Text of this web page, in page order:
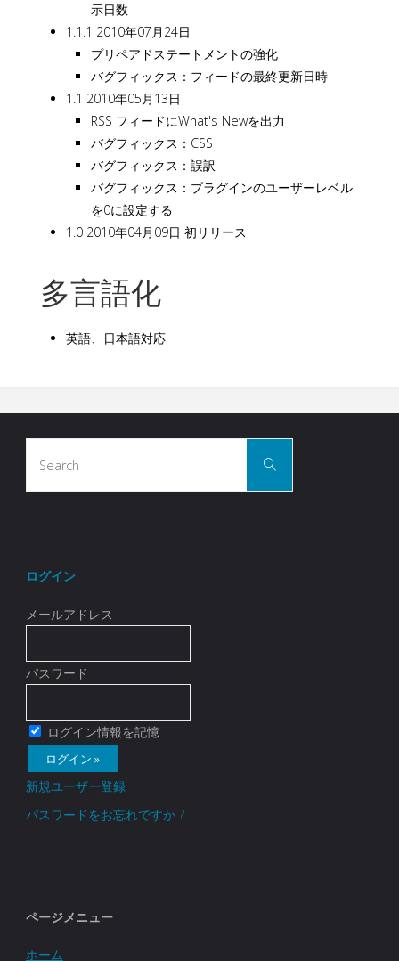
示日数
1.1.1 2010年07月24日
プリペアドステートメントの強化
バグフィックス：フィードの最終更新日時
1.1 2010年05月13日
RSS フィードにWhat's Newを出力
バグフィックス：CSS
バグフィックス：誤訳
バグフィックス：プラグインのユーザーレベル
を0に設定する
1.0 2010年04月09日 初リリース
多言語化
英語、日本語対応
Search
ログイン
メールアドレス
パスワード
ログイン情報を記憶
新規ユーザー登録
パスワードをお忘れですか ?
ページメニュー
ホーム